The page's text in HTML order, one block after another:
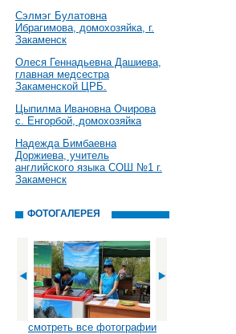
Сэлмэг Булатовна
Ибрагимова, домохозяйка, г.
Закаменск
Олеся Геннадьевна Дашиева,
главная медсестра
Закаменской ЦРБ.
Цыпилма Ивановна Очирова
с. Енгорбой, домохозяйка
Надежда Бимбаевна
Доржиева, учитель
английского языка СОШ №1 г.
Закаменск
ФОТОГАЛЕРЕЯ
смотреть все фотографии